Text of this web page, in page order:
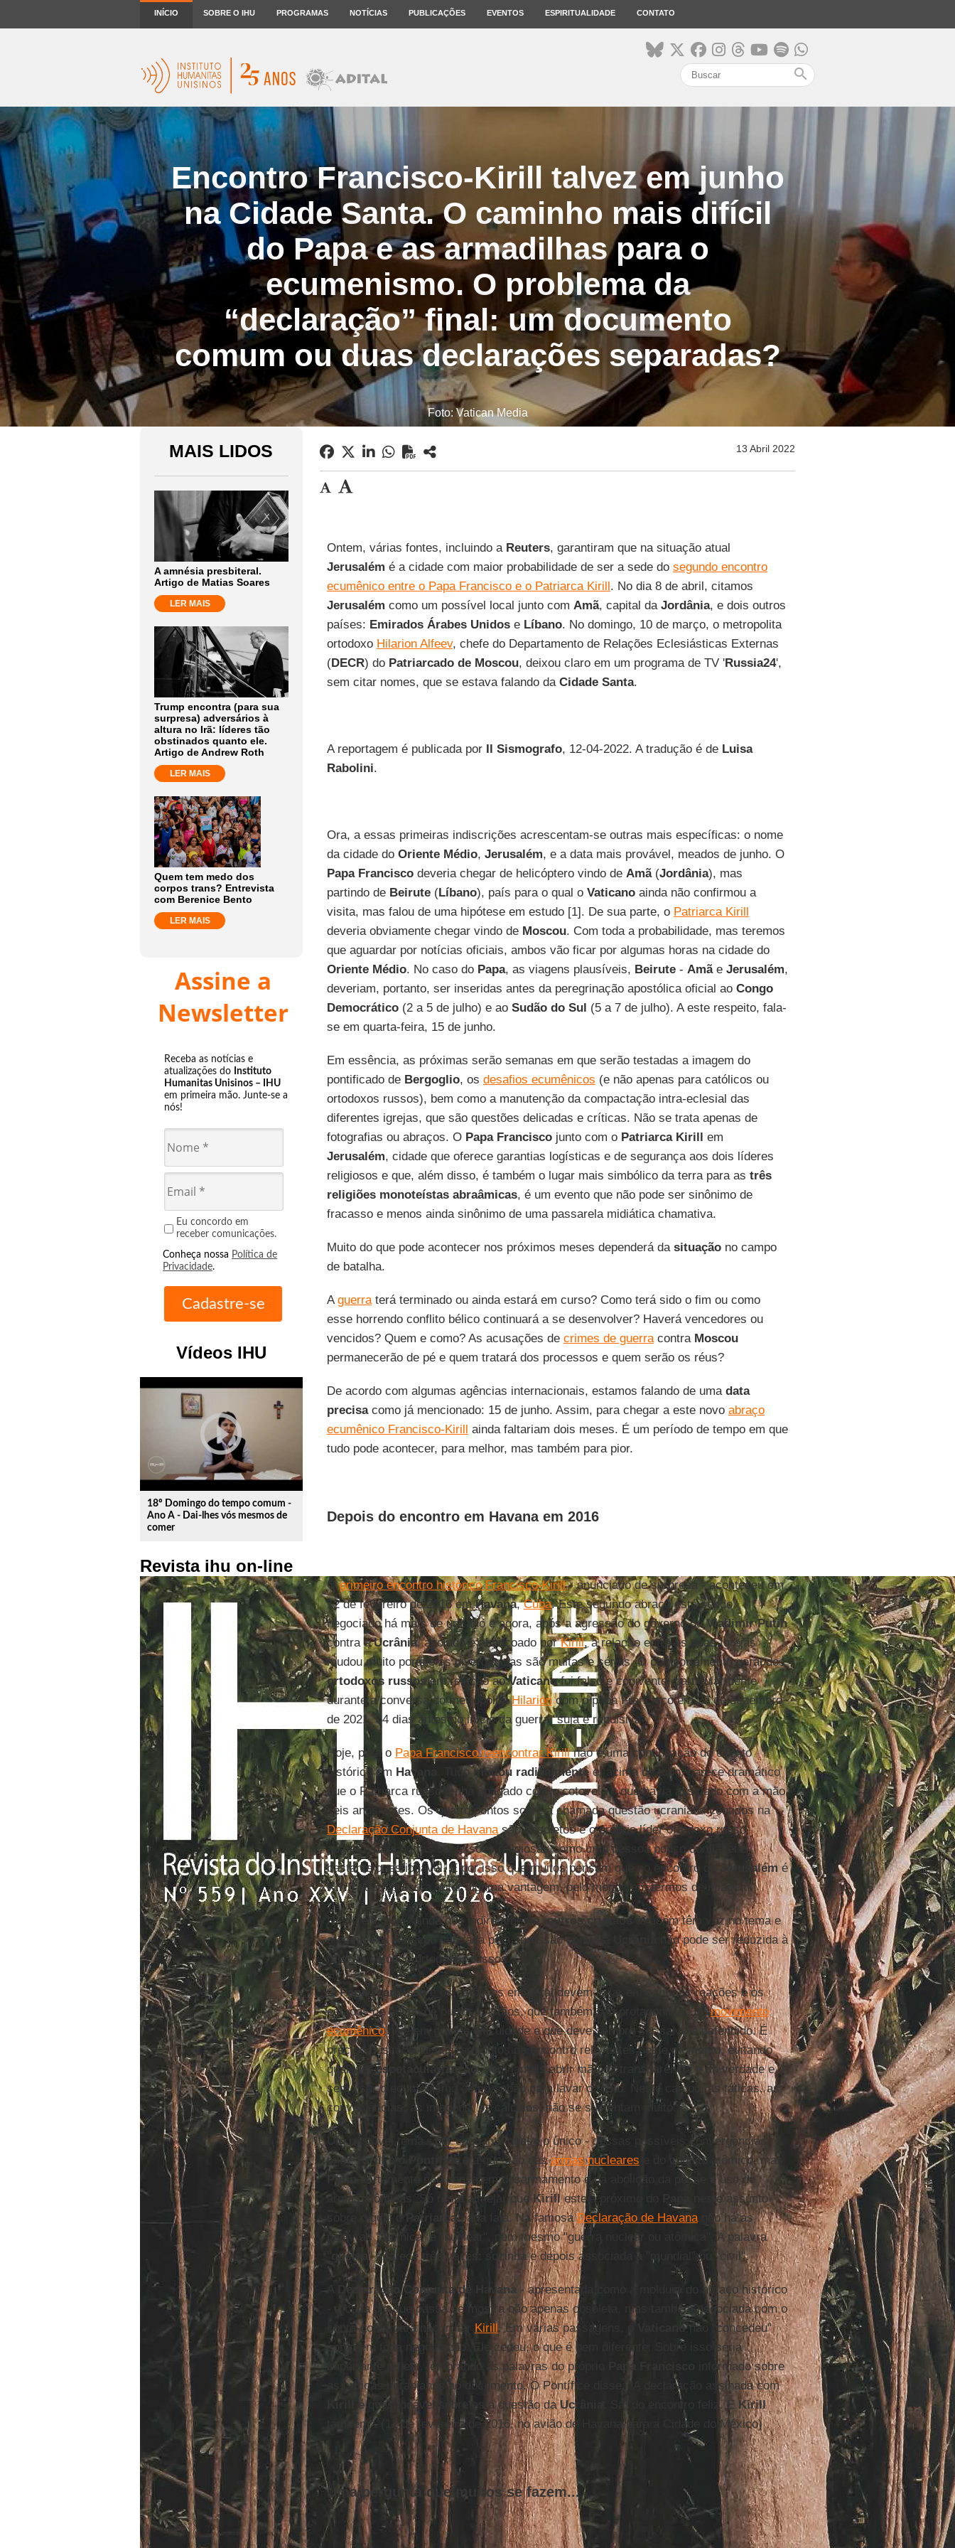
INÍCIO SOBRE O IHU PROGRAMAS NOTÍCIAS PUBLICAÇÕES EVENTOS ESPIRITUALIDADE CONTATO
search
Encontro Francisco-Kirill talvez em junho
na Cidade Santa. O caminho mais difícil
do Papa e as armadilhas para o
ecumenismo. O problema da
“declaração” final: um documento
comum ou duas declarações separadas?
Foto: Vatican Media
MAIS LIDOS
A amnésia presbiteral.
Artigo de Matias Soares
LER MAIS
Trump encontra (para sua
surpresa) adversários à
altura no Irã: líderes tão
obstinados quanto ele.
Artigo de Andrew Roth
LER MAIS
Quem tem medo dos
corpos trans? Entrevista
com Berenice Bento
LER MAIS
Assine a
Newsletter
Receba as notícias e
atualizações do Instituto
Humanitas Unisinos – IHU
em primeira mão. Junte-se a
nós!
Eu concordo em
receber comunicações.
Conheça nossa Política de
Privacidade.
Vídeos IHU
play_circle_outline
18º Domingo do tempo comum -
Ano A - Dai-lhes vós mesmos de
comer
Revista ihu on-line
13 Abril 2022
Ontem, várias fontes, incluindo a Reuters, garantiram que na situação atual
Jerusalém é a cidade com maior probabilidade de ser a sede do segundo encontro
ecumênico entre o Papa Francisco e o Patriarca Kirill. No dia 8 de abril, citamos
Jerusalém como um possível local junto com Amã, capital da Jordânia, e dois outros
países: Emirados Árabes Unidose Líbano. No domingo, 10 de março, o metropolita
ortodoxo Hilarion Alfeev, chefe do Departamento de Relações Eclesiásticas Externas
(DECR) do Patriarcado de Moscou, deixou claro em um programa de TV 'Russia24',
sem citar nomes, que se estava falando da Cidade Santa.
A reportagem é publicada por Il Sismografo, 12-04-2022. A tradução é de Luisa
Rabolini.
Ora, a essas primeiras indiscrições acrescentam-se outras mais específicas: o nome
da cidade do Oriente Médio, Jerusalém, e a data mais provável, meados de junho. O
Papa Franciscodeveria chegar de helicóptero vindo de Amã(Jordânia), mas
partindo de Beirute(Líbano), país para o qual o Vaticanoainda não confirmou a
visita, mas falou de uma hipótese em estudo [1]. De sua parte, o Patriarca Kirill
deveria obviamente chegar vindo de Moscou. Com toda a probabilidade, mas teremos
que aguardar por notícias oficiais, ambos vão ficar por algumas horas na cidade do
Oriente Médio. No caso do Papa, as viagens plausíveis, Beirute- Amãe Jerusalém,
deveriam, portanto, ser inseridas antes da peregrinação apostólica oficial ao Congo
Democrático(2 a 5 de julho) e ao Sudão do Sul (5 a 7 de julho). A este respeito, fala-
se em quarta-feira, 15 de junho.
Em essência, as próximas serão semanas em que serão testadas a imagem do
pontificado de Bergoglio, os desafios ecumênicos (e não apenas para católicos ou
ortodoxos russos), bem como a manutenção da compactação intra-eclesial das
diferentes igrejas, que são questões delicadas e críticas. Não se trata apenas de
fotografias ou abraços. O Papa Franciscojunto com o Patriarca Kirill em
Jerusalém, cidade que oferece garantias logísticas e de segurança aos dois líderes
religiosos e que, além disso, é também o lugar mais simbólico da terra para as três
religiões monoteístas abraâmicas, é um evento que não pode ser sinônimo de
fracasso e menos ainda sinônimo de uma passarela midiática chamativa.
Muito do que pode acontecer nos próximos meses dependerá da situaçãono campo
de batalha.
Aguerraterá terminado ou ainda estará em curso? Como terá sido o fim ou como
esse horrendo conflito bélico continuará a se desenvolver? Haverá vencedores ou
vencidos? Quem e como? As acusações de crimes de guerracontra Moscou
permanecerão de pé e quem tratará dos processos e quem serão os réus?
De acordo com algumas agências internacionais, estamos falando de uma data
precisacomo já mencionado: 15 de junho. Assim, para chegar a este novo abraço
ecumênico Francisco-Kirill ainda faltariam dois meses. É um período de tempo em que
tudo pode acontecer, para melhor, mas também para pior.
Depois do encontro em Havana em 2016
Oprimeiro encontro histórico Francisco-Kirill- anunciado de surpresa - aconteceu em
12 de fevereiro de 2016 emHavana,Cuba. Este segundo abraço está sendo
negociado há mais de um ano e agora, após a agressão do governo deVladimir Putin
contra aUcrânia, apoiado e abençoado porKirill, a relação entre as duas Igrejas
mudou muito porque as divergências são muitas e sérias. O comportamento geral dos
ortodoxos russosem relação aoVaticanofoi falso e conivente, particularmente
durante a conversa do metropolitaHilarioncom o papa Francisco em 22 de dezembro
de 2021, 64 dias antes do início da guerra "suja e repulsiva".
Hoje, para o Papa Francisco reencontrar Kirillnão é uma continuação do evento
histórico em Havana . Tudomudou radicalmentee, acima de tudo, parece dramático
que o Patriarca russo tenha apagado com o cotovelo o que havia assinado com a mão
seis anos antes. Os quatro pontos sobre a chamada questão ucraniana contidos na
Declaração Conjunta de Havanasão obsoletos e o próprio líder ortodoxo russo
aparece para outras confissões religiosas como uma pessoa pouco confiável e
bastante questionável. É por isso que muitos pensam que no encontro de
Jerusalémé
Kirillquem procura obter alguma vantagem, pelo menos em termos de imagem.
Neste episódio, ainda que indiretamente,outros cristãos também têm voz no tema e
a complexa situação causada pela agressão contra a
não pode ser reduzida à
relação católico-ortodoxos russos.
OPapa Franciscoe os católicos em geral devem levar em conta as reações e os
estados de ânimo de outros cristãos, que também são protagonistas domovimento
ecumênicohoje em grande dificuldade e que deve sempre ser salvo e defendido. É
preciso buscar e identificar pontos de encontro relevantes neste momento, evitando
qualquerespetacularização, sem jamais abrir mão da transparência e da verdade e
sem usar o ecumenismo como sabão para lavar o rosto. Neste campo, as táticas, as
conveniências, as imagens, os cálculos, não se sustentam muito.
Um possível tema - por enquanto quase o único - dessas possíveis convergências
entre Kirille o Pontífice é a questão dasarmas nucleares e do conflito atômico, mas
Putin
certamente não pensa em desarmamento e na abolição da posse e uso de
armas atômicas. Só resta almejar queKirillesteja próximo do
neste assunto
sobre o qual o
Patriarcanada fala. Na famosaDeclaração de Havananão há as
palavras "atômica" e "nuclear", nem mesmo "guerra nuclear ou atômica". A palavra
guerra" aparece três vezes: sozinha e depois associada a "mundial” ou "civil".
A Declaração Conjunta de Havana- apresentada como a moldura do abraço histórico
- a cada dia que passa se mostra não apenas obsoleta, mas também negociada com o
conta-gotas para não irritar Kirill. Em várias passagens, o Vaticanonão "concedeu"
como em toda negociação. Ele cedeu, o que é bem diferente. Sobre isso seria
importante refletir, lembrando as palavras do próprio
Papa Francisco
informado sobre
as críticas ucranianas ao documento. O Pontífice disse: "A declaração assinada com
Kirill
é questionável sobre esta questão daUcrânia . Saí do encontro feliz. E Kirill
também". (12 de fevereiro de 2016, no avião de Havana para a Cidade do México)
Uma pergunta que muitos se fazem...